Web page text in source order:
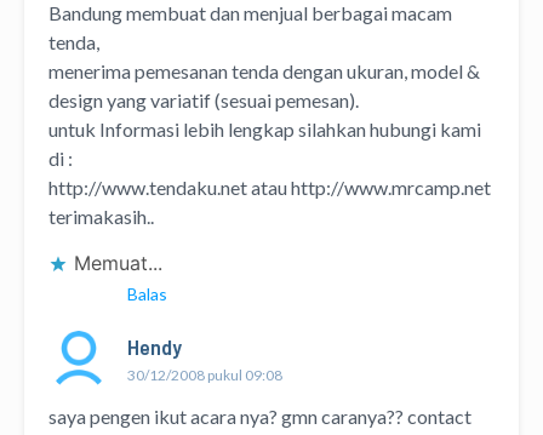
Bandung membuat dan menjual berbagai macam
tenda,
menerima pemesanan tenda dengan ukuran, model &
design yang variatif (sesuai pemesan).
untuk Informasi lebih lengkap silahkan hubungi kami
di :
http://www.tendaku.netatauhttp://www.mrcamp.net
terimakasih..
Memuat...
Balas
Hendy
30/12/2008 pukul 09:08
saya pengen ikut acara nya? gmn caranya?? contact